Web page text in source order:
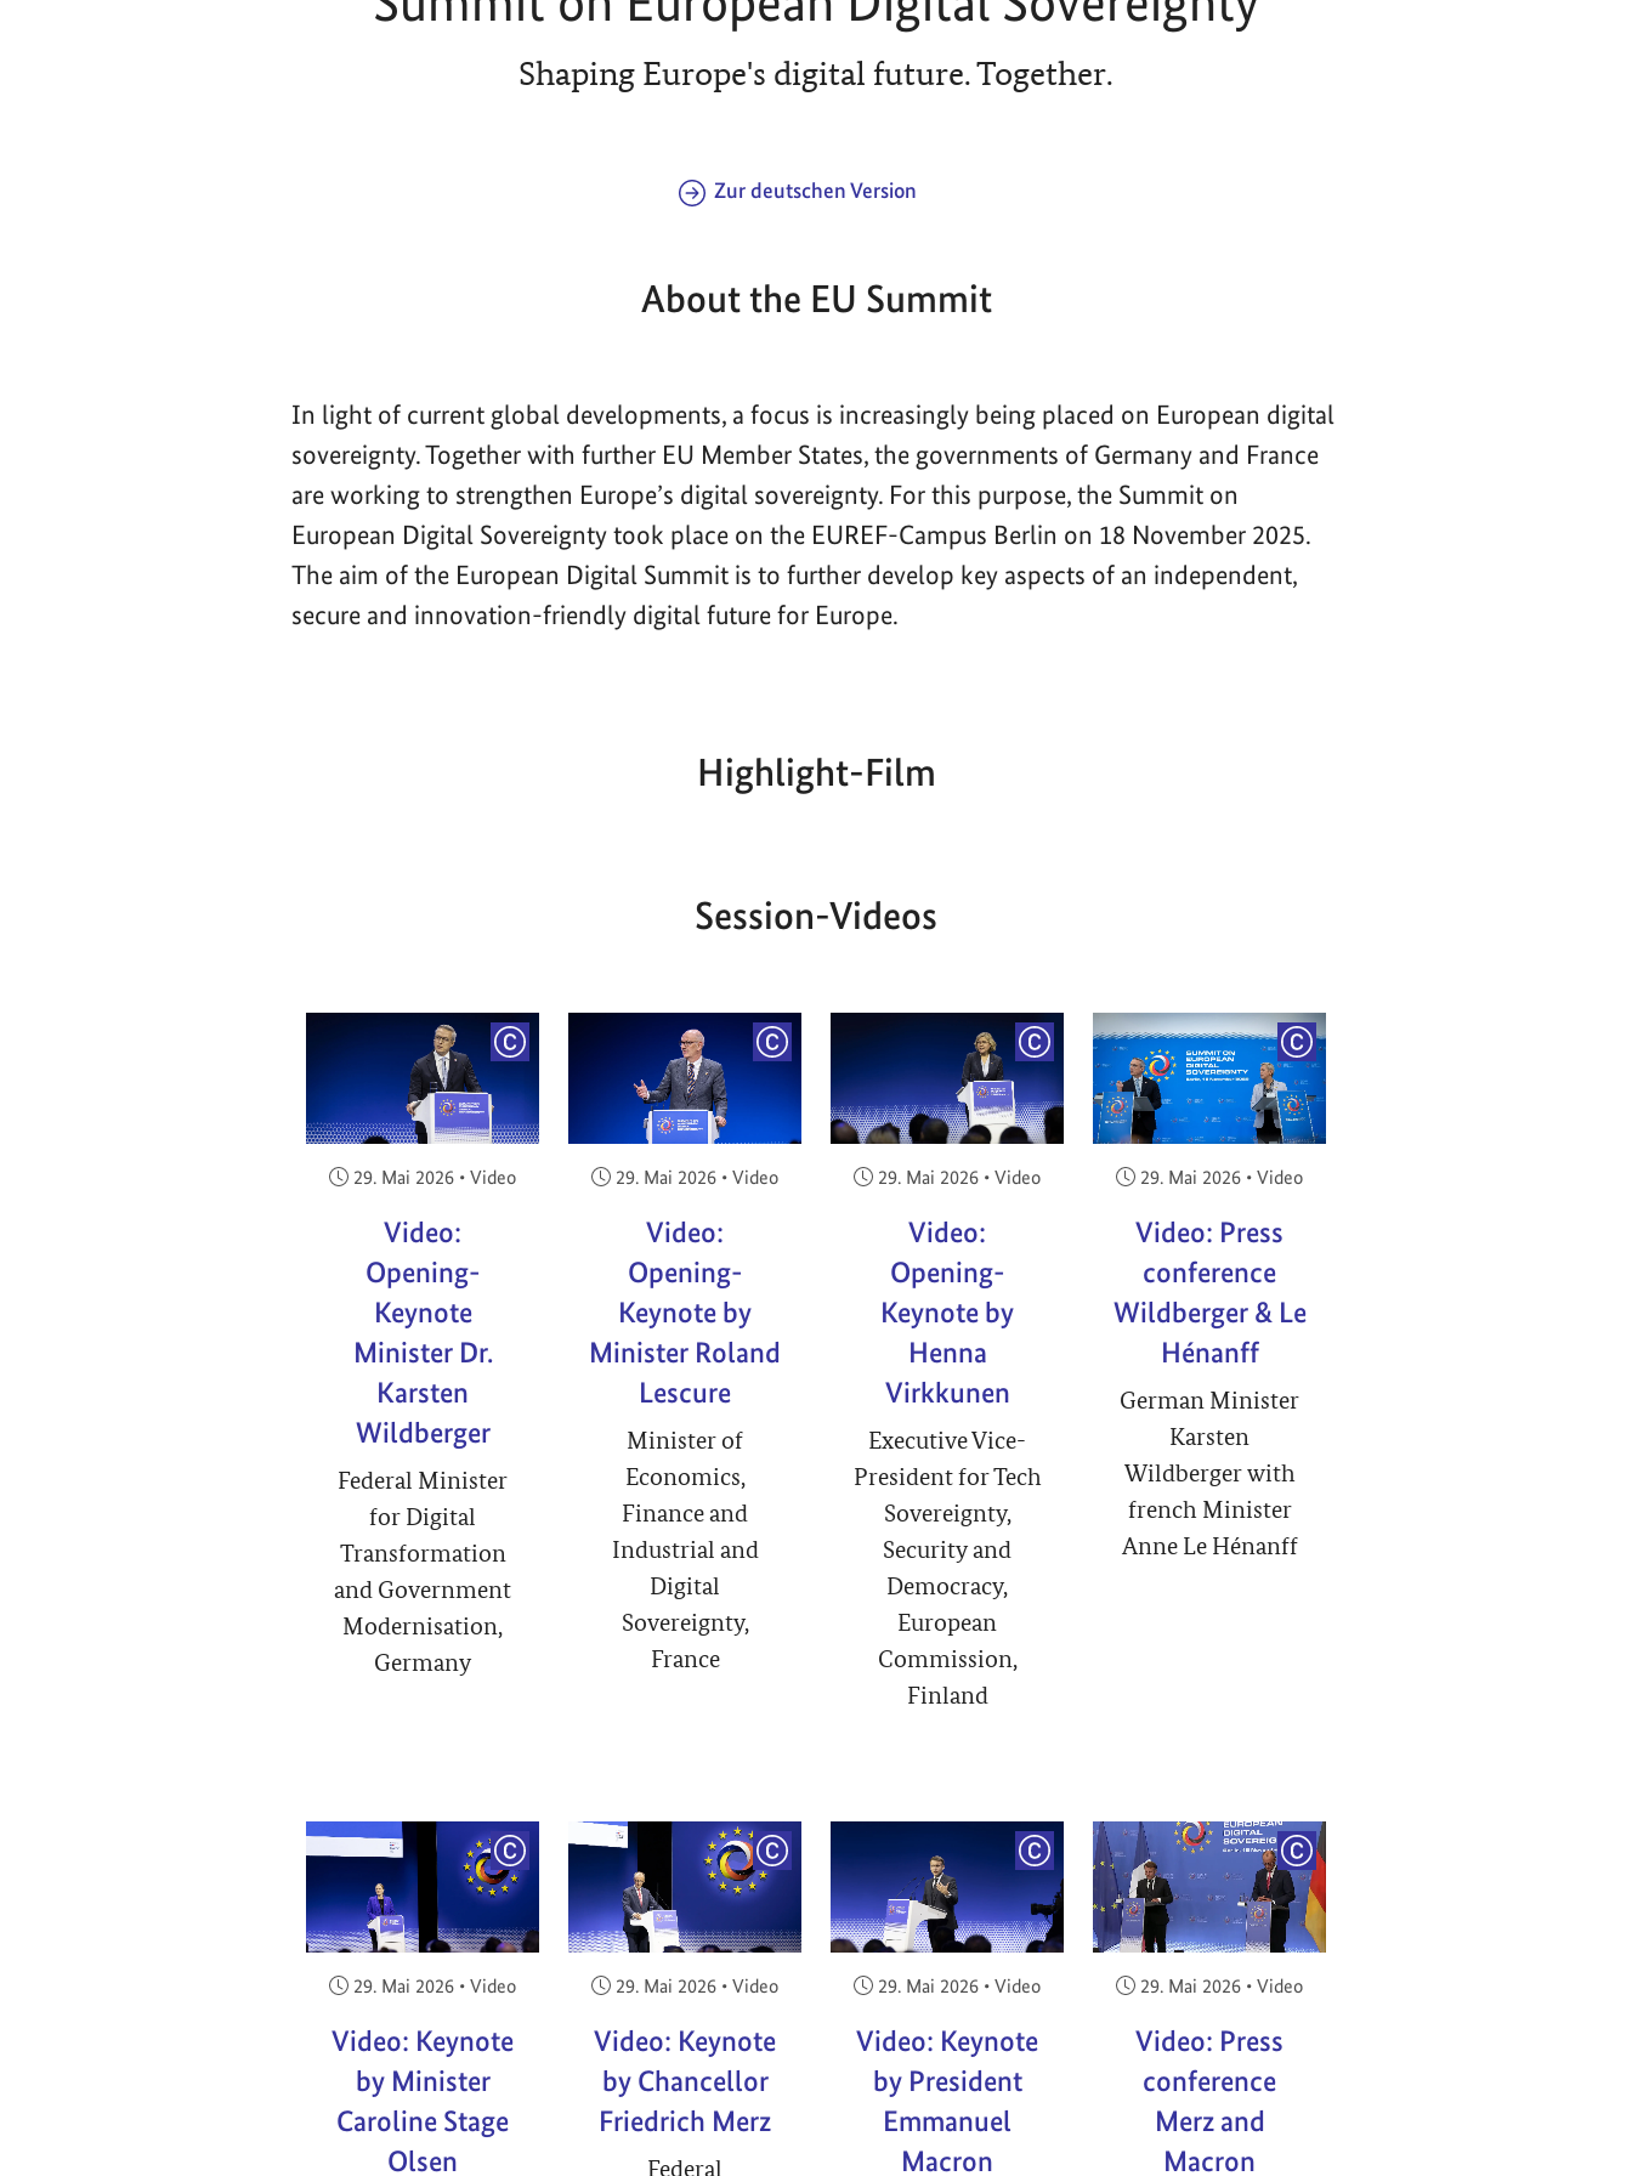
Shaping Europe's digital future. Together.
Zur deutschen Version
About the EU Summit
In light of current global developments, a focus is increasingly being placed on European digital
sovereignty. Together with further EU Member States, the governments of Germany and France
are working to strengthen Europe’s digital sovereignty. For this purpose, the Summit on
European Digital Sovereignty took place on the EUREF-Campus Berlin on 18 November 2025.
The aim of the European Digital Summit is to further develop key aspects of an independent,
secure and innovation-friendly digital future for Europe.
Highlight-Film
Aktueller
00:00|Gesamtlaufzeit
00:00
Session-Videos
COPYRIGHT
Veröffentlicht am:
29. Mai 2026 • Video
Video:
Opening-
Keynote
Minister Dr.
Karsten
Wildberger
Federal Minister
for Digital
Transformation
and Government
Modernisation,
Germany
COPYRIGHT
Veröffentlicht am:
29. Mai 2026 • Video
Video:
Opening-
Keynote by
Minister Roland
Lescure
Minister of
Economics,
Finance and
Industrial and
Digital
Sovereignty,
France
COPYRIGHT
Veröffentlicht am:
29. Mai 2026 • Video
Video:
Opening-
Keynote by
Henna
Virkkunen
Executive Vice-
President for Tech
Sovereignty,
Security and
Democracy,
European
Commission,
Finland
COPYRIGHT
Veröffentlicht am:
29. Mai 2026 • Video
Video: Press
conference
Wildberger & Le
Hénanff
German Minister
Karsten
Wildberger with
french Minister
Anne Le Hénanff
COPYRIGHT
Veröffentlicht am:
29. Mai 2026 • Video
Video: Keynote
by Minister
Caroline Stage
Olsen
COPYRIGHT
Veröffentlicht am:
29. Mai 2026 • Video
Video: Keynote
by Chancellor
Friedrich Merz
Federal
COPYRIGHT
Veröffentlicht am:
29. Mai 2026 • Video
Video: Keynote
by President
Emmanuel
Macron
COPYRIGHT
Veröffentlicht am:
29. Mai 2026 • Video
Video: Press
conference
Merz and
Macron